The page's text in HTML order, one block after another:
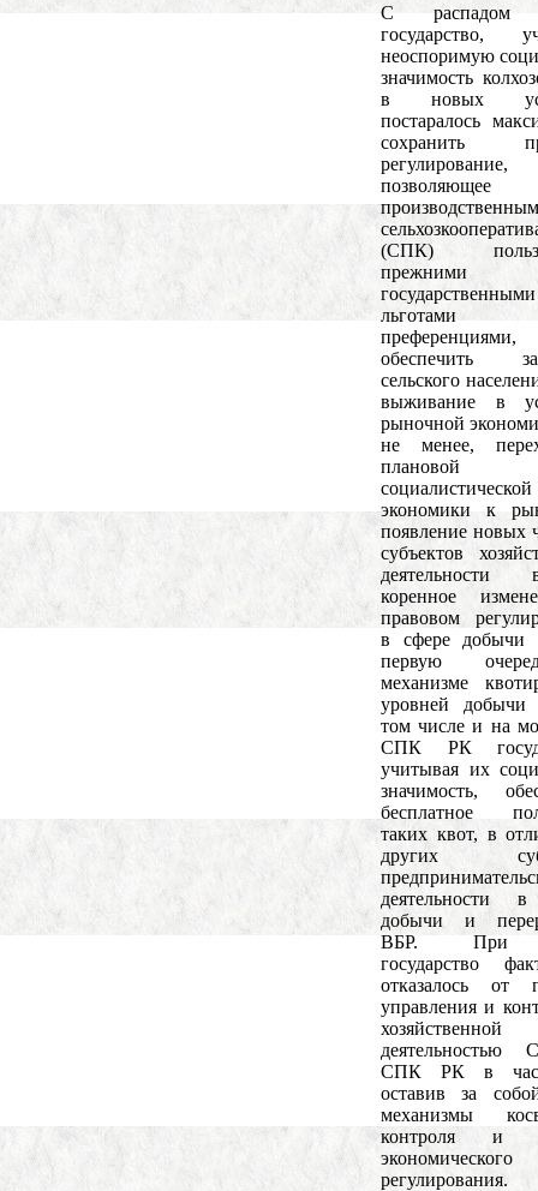
С распадом
государство,
неоспоримую
значимость
в новых
постаралось
сохранить
регулирование,
позволяющее
производственным
(СПК)
прежними
государственными
обеспечить
сельского
выживание в
рыночной
не менее,
плановой
социалистической
экономики к
появление новых
субъектов
деятельности
коренное
правовом
в сфере
первую
механизме
уровней
том числе и на
СПК РК
учитывая их
значимость,
бесплатное
таких квот, в
других
деятельности
добычи и
ВБР. При
государство
отказалось от
управления и
хозяйственной
СПК РК в
оставив за
механизмы
контроля и
экономического
регулирования.